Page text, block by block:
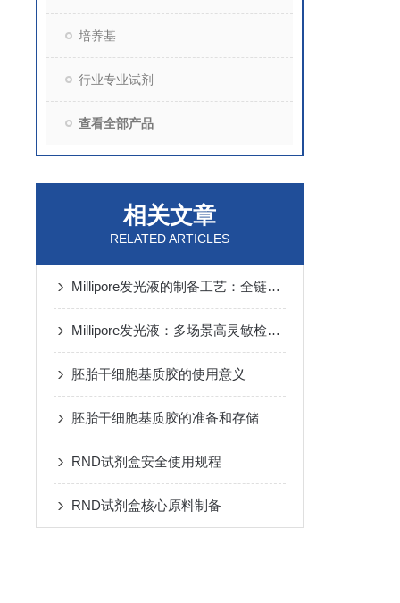
培养基
行业专业试剂
查看全部产品
相关文章
RELATED ARTICLES
Millipore发光液的制备工艺：全链路质控保障检测性能稳定
Millipore发光液：多场景高灵敏检测的核心试剂支撑
胚胎干细胞基质胶的使用意义
胚胎干细胞基质胶的准备和存储
RND试剂盒安全使用规程
RND试剂盒核心原料制备